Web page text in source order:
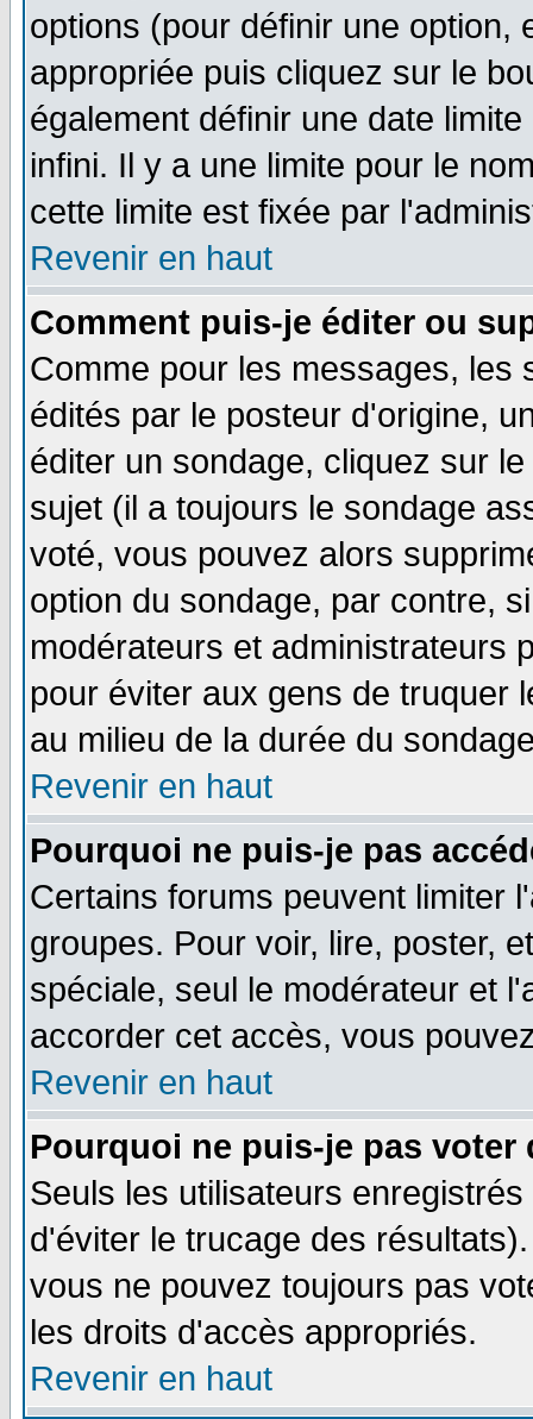
options (pour définir une option,
appropriée puis cliquez sur le
également définir une date
infini. Il y a une limite pour le
cette limite est fixée par
Revenir en haut
Comment puis-je éditer ou
Comme pour les messages, les
édités par le posteur d'origine,
éditer un sondage, cliquez sur
sujet (il a toujours le sondage
voté, vous pouvez alors
option du sondage, par contre,
modérateurs et administrateurs
pour éviter aux gens de truquer
au milieu de la durée du
Revenir en haut
Pourquoi ne puis-je pas
Certains forums peuvent limiter
groupes. Pour voir, lire, poster,
spéciale, seul le modérateur et
accorder cet accès, vous
Revenir en haut
Pourquoi ne puis-je pas voter
Seuls les utilisateurs
d'éviter le trucage des
vous ne pouvez toujours pas
les droits d'accès appropriés.
Revenir en haut